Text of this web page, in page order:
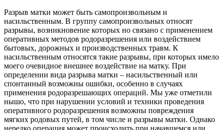
Разрыв матки может быть самопроизвольным и
насильственным. В группу самопроизвольных относят
разрывы, возникновение которых но связано с применением
оперативных методов родоразрешения или воздействием
бытовых, дорожных и производственных травм. К
насильственным относятся такие разрывы, при которых имело
моего очевидное внешнее воздействие на матку. При
определении вида разрыва матки – насильственный или
спонтанный возможны ошибки, особенно в случаях
применения родоразрешающих операций. Мы уже отметили
нышо, что при нарушении условий и техники проведения
оперативного родоразрешения возможны повреждения
мягких родовых путей, в том числе и разрывы матки. Однако
нередко операция может происходить при начавшемся или